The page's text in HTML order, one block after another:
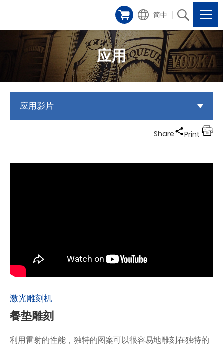
简中
应用
应用影片
Share Print
激光雕刻机
餐垫雕刻
利用雷射的性能，独特的图案可以很容易地雕刻在独特的